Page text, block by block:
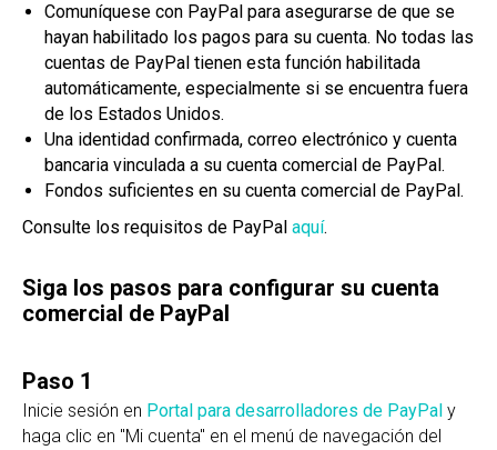
Comuníquese con PayPal para asegurarse de que se
hayan habilitado los pagos para su cuenta. No todas las
cuentas de PayPal tienen esta función habilitada
automáticamente, especialmente si se encuentra fuera
de los Estados Unidos.
Una identidad confirmada, correo electrónico y cuenta
bancaria vinculada a su cuenta comercial de PayPal.
Fondos suficientes en su cuenta comercial de PayPal.
Consulte los requisitos de PayPal aquí.
Siga los pasos para configurar su cuenta
comercial de PayPal
Paso 1
Inicie sesión en Portal para desarrolladores de PayPal y
haga clic en "Mi cuenta" en el menú de navegación del